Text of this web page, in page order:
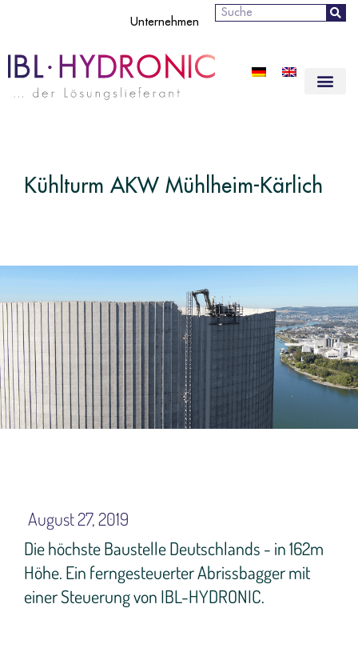
Unternehmen
Suche
Kühlturm AKW Mühlheim-Kärlich​
August 27, 2019
Die höchste Baustelle Deutschlands - in 162m
Höhe. Ein ferngesteuerter Abrissbagger mit
einer Steuerung von IBL-HYDRONIC.